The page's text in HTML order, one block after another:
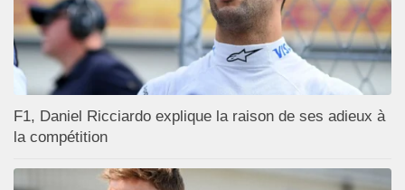
F1, Daniel Ricciardo explique la raison de ses adieux à
la compétition